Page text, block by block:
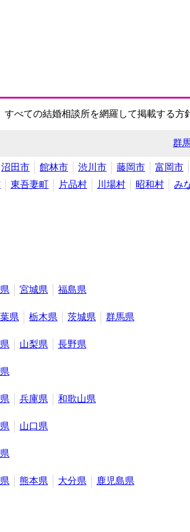
べての結婚相談所を網羅して掲載する方
群
沼田市 館林市 渋川市 藤岡市 富岡市
東吾妻町 片品村 川場村 昭和村 み
宮城県 福島県
県 栃木県 茨城県 群馬県
山梨県 長野県
兵庫県 和歌山県
山口県
熊本県 大分県 鹿児島県